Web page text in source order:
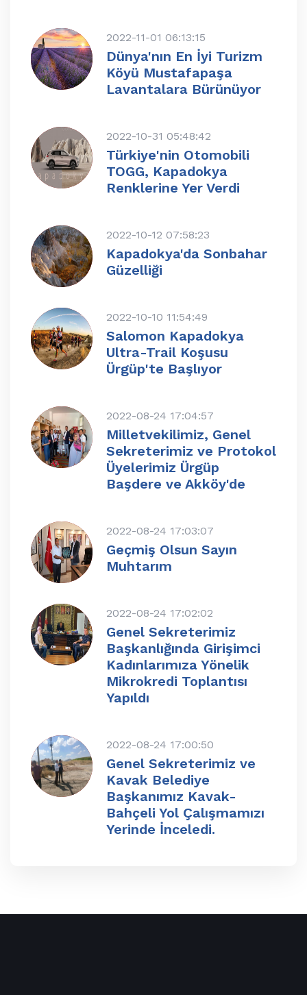
2022-11-01 06:13:15
Dünya'nın En İyi Turizm
Köyü Mustafapaşa
Lavantalara Bürünüyor
2022-10-31 05:48:42
Türkiye'nin Otomobili
TOGG, Kapadokya
Renklerine Yer Verdi
2022-10-12 07:58:23
Kapadokya'da Sonbahar
Güzelliği
2022-10-10 11:54:49
Salomon Kapadokya
Ultra-Trail Koşusu
Ürgüp'te Başlıyor
2022-08-24 17:04:57
Milletvekilimiz, Genel
Sekreterimiz ve Protokol
Üyelerimiz Ürgüp
Başdere ve Akköy'de
2022-08-24 17:03:07
Geçmiş Olsun Sayın
Muhtarım
2022-08-24 17:02:02
Genel Sekreterimiz
Başkanlığında Girişimci
Kadınlarımıza Yönelik
Mikrokredi Toplantısı
Yapıldı
2022-08-24 17:00:50
Genel Sekreterimiz ve
Kavak Belediye
Başkanımız Kavak-
Bahçeli Yol Çalışmamızı
Yerinde İnceledi.